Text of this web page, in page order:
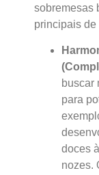
sobremesas
principais de
buscar
para
doces
nozes.